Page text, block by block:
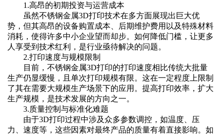
1.高昂的初期投资与运营成本‌
虽然不锈钢金属3D打印技术在多方面展现出巨大优
势，但其高昂的设备购置成本、后期维护费用以及特殊材料
消耗，使得许多中小企业望而却步。如何降低门槛，让更多
人享受到技术红利，是行业亟待解决的问题。
2.打印速度与规模限制‌
目前，不锈钢金属3D打印的打印速度相比传统大批量
生产仍显缓慢，且单次打印规模有限。这在一定程度上限制
了其在需要大规模生产场景下的应用。提高打印效率，扩大
生产规模，是技术发展的方向之一。
3.质量控制与标准化难题‌
由于3D打印过程中涉及众多参数调控，如温度、压
力、速度等，这些因素对最终产品的质量有着直接影响。如